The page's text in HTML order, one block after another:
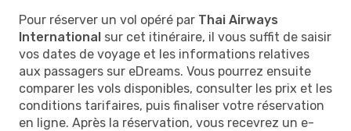
Pour réserver un vol opéré par Thai Airways
International sur cet itinéraire, il vous suffit de saisir
vos dates de voyage et les informations relatives
aux passagers sur eDreams. Vous pourrez ensuite
comparer les vols disponibles, consulter les prix et les
conditions tarifaires, puis finaliser votre réservation
en ligne. Après la réservation, vous recevrez un e-